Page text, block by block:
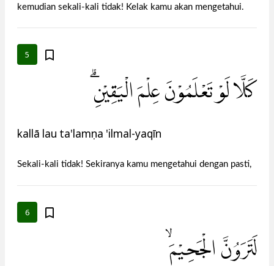
kemudian sekali-kali tidak! Kelak kamu akan mengetahui.
5
كَلَّا لَوْ تَعْلَمُوْنَ عِلْمَ الْيَقِيْنِۗ
kallā lau ta'lamụna 'ilmal-yaqīn
Sekali-kali tidak! Sekiranya kamu mengetahui dengan pasti,
6
لَتَرَوُنَّ الْجَحِيْمَۙ